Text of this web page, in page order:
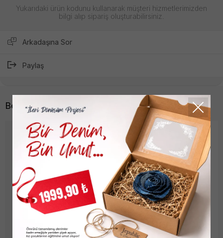
Yukarıdaki ürün kodunu kullanarak müşteri hizmetlerimizden
bilgi alıp sipariş oluşturabilirsiniz.
Arkadaşına Sor
Paylaş
Benzer Ürünler